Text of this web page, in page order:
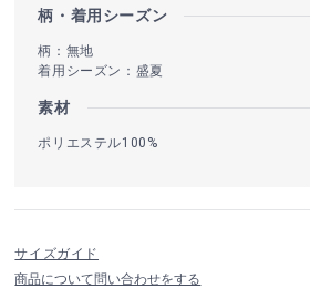
柄・着用シーズン
柄：無地
着用シーズン：盛夏
素材
ポリエステル100%
サイズガイド
商品について問い合わせをする